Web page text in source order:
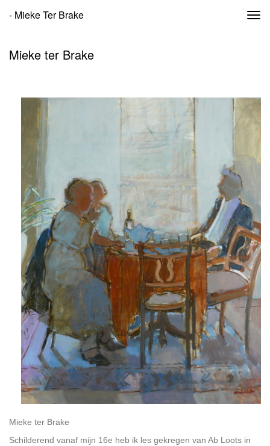
- Mieke Ter Brake
Mieke ter Brake
Mieke ter Brake
Schilderend vanaf mijn 16e heb ik les gekregen van Ab Loots in